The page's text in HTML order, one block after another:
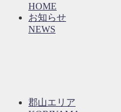
HOME
お知らせ
NEWS
郡山エリア